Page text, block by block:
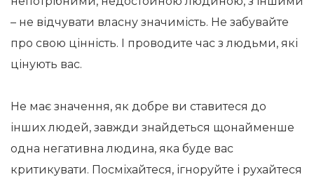
– не відчувати власну значимість. Не забувайте
про свою цінність. І проводите час з людьми, які
цінують вас.
Не має значення, як добре ви ставитеся до
інших людей, завжди знайдеться щонайменше
одна негативна людина, яка буде вас
критикувати. Посміхайтеся, ігноруйте і рухайтеся